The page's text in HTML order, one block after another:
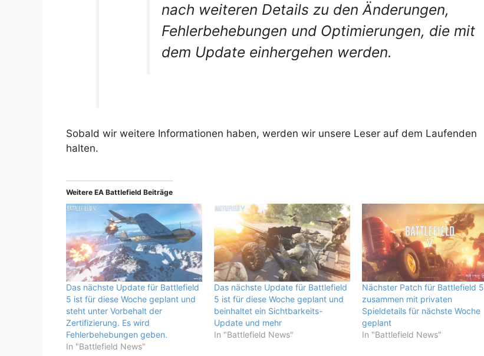
nach weiteren Details zu den Änderungen,
Fehlerbehebungen und Optimierungen, die mit
dem Update einhergehen werden.
Sobald wir weitere Informationen haben, werden wir unsere Leser auf dem Laufenden
halten.
Weitere EA Battlefield Beiträge
Das nächste Update für Battlefield
5 ist für diese Woche geplant und
steht unter Vorbehalt der
Zertifizierung. Es wird
Fehlerbehebungen geben.
In "Battlefield News"
Das nächste Update für Battlefield
5 ist für diese Woche geplant und
beinhaltet ein Sichtbarkeits-
Update und mehr
In "Battlefield News"
Nächster Patch für Battlefield 5
zusammen mit privaten
Spieldetails für nächste Woche
geplant
In "Battlefield News"